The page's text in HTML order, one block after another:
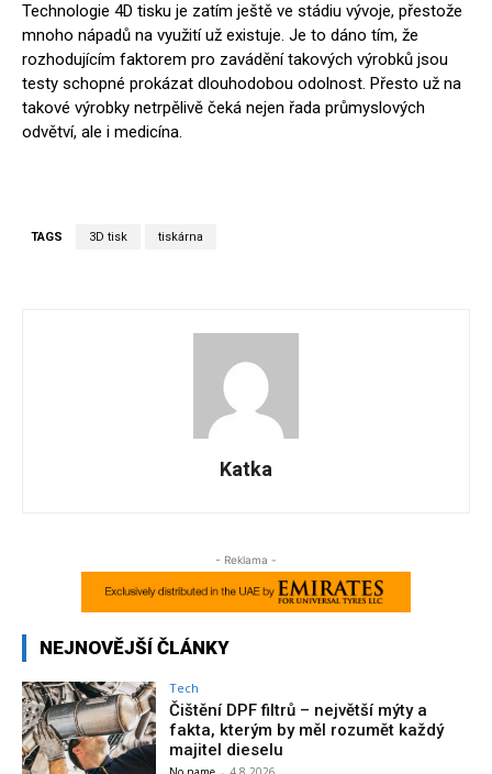
Technologie 4D tisku je zatím ještě ve stádiu vývoje, přestože
mnoho nápadů na využití už existuje. Je to dáno tím, že
rozhodujícím faktorem pro zavádění takových výrobků jsou
testy schopné prokázat dlouhodobou odolnost. Přesto už na
takové výrobky netrpělivě čeká nejen řada průmyslových
odvětví, ale i medicína.
TAGS 3D tisk tiskárna
Katka
- Reklama -
NEJNOVĚJŠÍ ČLÁNKY
Tech
Čištění DPF filtrů – největší mýty a
fakta, kterým by měl rozumět každý
majitel dieselu